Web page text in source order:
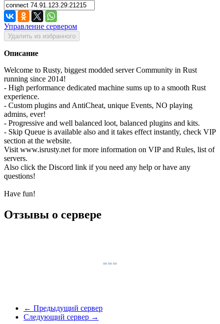
Управление сервером
Удалить из избранного
Описание
Welcome to Rusty, biggest modded server Community in Rust
running since 2014!
- High performance dedicated machine sums up to a smooth Rust
experience.
- Custom plugins and AntiCheat, unique Events, NO playing
admins, ever!
- Progressive and well balanced loot, balanced plugins and kits.
- Skip Queue is available also and it takes effect instantly, check VIP
section at the website.
Visit www.isrusty.net for more information on VIP and Rules, list of
servers.
Also click the Discord link if you need any help or have any
questions!
Have fun!
Отзывы о сервере
← Предыдущий сервер
Следующий сервер →